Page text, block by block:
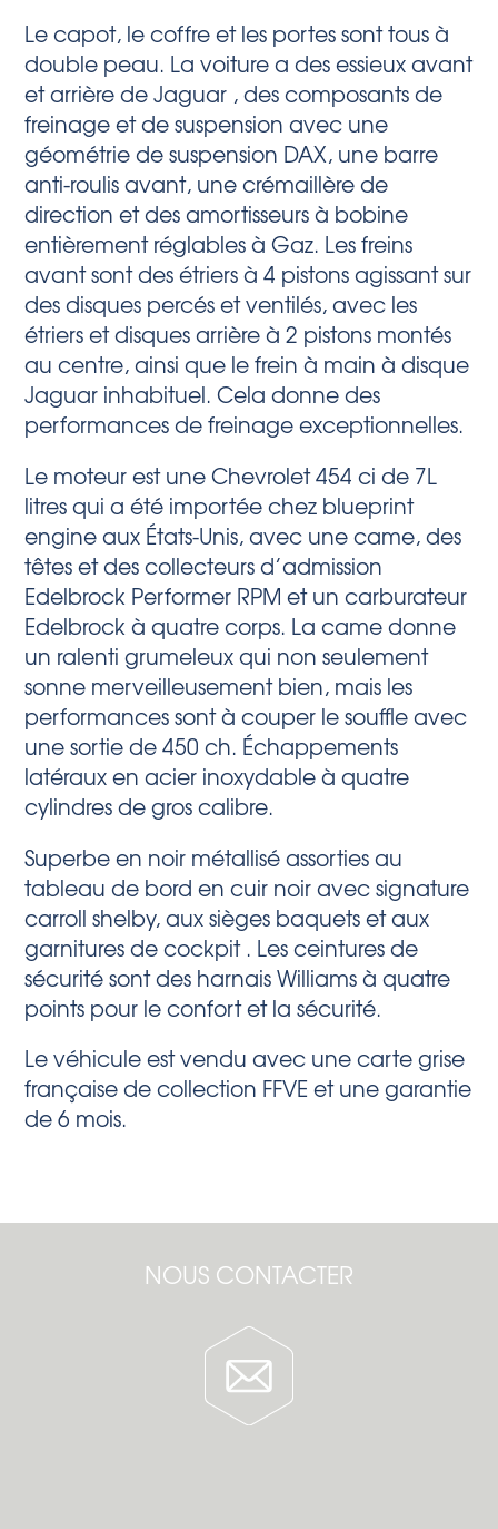
Le capot, le coffre et les portes sont tous à
double peau. La voiture a des essieux avant
et arrière de Jaguar , des composants de
freinage et de suspension avec une
géométrie de suspension DAX, une barre
anti-roulis avant, une crémaillère de
direction et des amortisseurs à bobine
entièrement réglables à Gaz. Les freins
avant sont des étriers à 4 pistons agissant sur
des disques percés et ventilés, avec les
étriers et disques arrière à 2 pistons montés
au centre, ainsi que le frein à main à disque
Jaguar inhabituel. Cela donne des
performances de freinage exceptionnelles.
Le moteur est une Chevrolet 454 ci de 7L
litres qui a été importée chez blueprint
engine aux États-Unis, avec une came, des
têtes et des collecteurs d’admission
Edelbrock Performer RPM et un carburateur
Edelbrock à quatre corps. La came donne
un ralenti grumeleux qui non seulement
sonne merveilleusement bien, mais les
performances sont à couper le souffle avec
une sortie de 450 ch. Échappements
latéraux en acier inoxydable à quatre
cylindres de gros calibre.
Superbe en noir métallisé assorties au
tableau de bord en cuir noir avec signature
carroll shelby, aux sièges baquets et aux
garnitures de cockpit . Les ceintures de
sécurité sont des harnais Williams à quatre
points pour le confort et la sécurité.
Le véhicule est vendu avec une carte grise
française de collection FFVE et une garantie
de 6 mois.
NOUS CONTACTER